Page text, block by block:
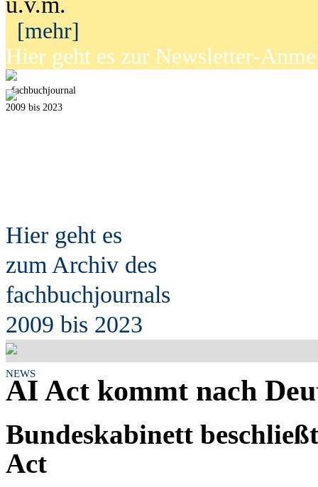
[mehr]
Hier geht es zur Newsletter-
fachbuchjournal
2009 bis 2023
Hier geht es
zum Archiv des
fachbuchjournals
2009 bis 2023
NEWS
AI Act kommt nach
Bundeskabinett
Act